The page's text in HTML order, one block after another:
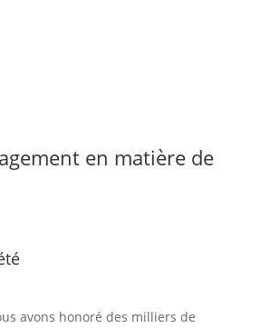
en matière de
avons honoré des milliers de